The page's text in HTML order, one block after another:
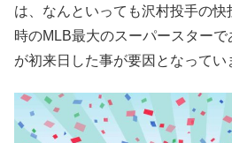
は、なんといっても沢村投手の
時のMLB最大のスーパースター
が初来日した事が要因となってい